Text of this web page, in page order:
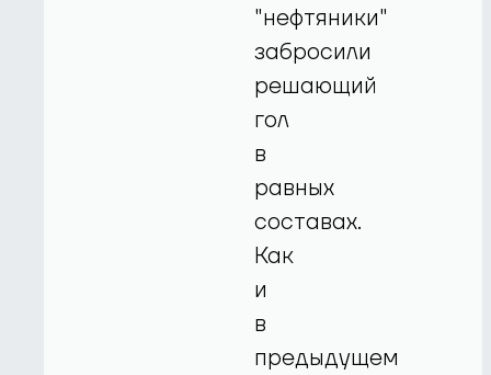
"нефтяники"
забросили
решающий
гол
в
равных
составах.
Как
и
в
предыдущем